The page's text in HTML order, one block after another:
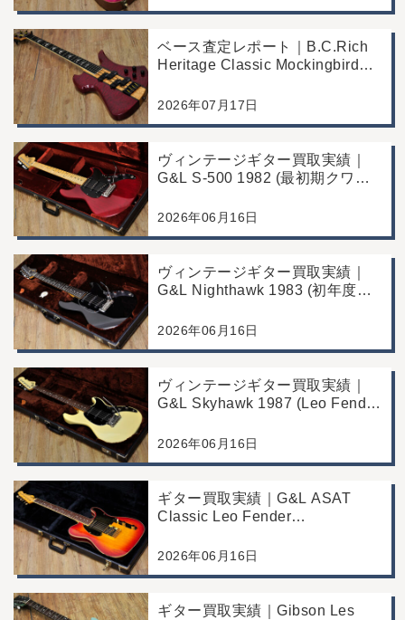
ベース査定レポート｜B.C.Rich
Heritage Classic Mockingbird
にて買取
2026年07月17日
ヴィンテージギター買取実績｜
G&L S-500 1982 (最初期クワガ
買取/コンディション良好の査定
2026年06月16日
ヴィンテージギター買取実績｜
G&L Nighthawk 1983 (初年度マ
区/店頭買取/コンディション良好
2026年06月16日
ヴィンテージギター買取実績｜
G&L Skyhawk 1987 (Leo Fender
川区/店頭買取/コンディション良
2026年06月16日
ギター買取実績｜G&L ASAT
Classic Leo Fender
江戸川区/店頭買取/コンディショ
2026年06月16日
ギター買取実績｜Gibson Les